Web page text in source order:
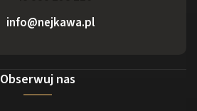
info@nejkawa.pl
Obserwuj nas